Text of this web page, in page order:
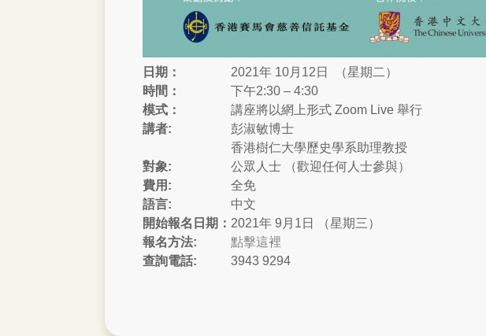
日期：
2021年 10月12日 （星期二）
時間：
下午2:30 – 4:30
模式：
講座將以網上形式 Zoom Live 舉行
講者:
彭淑敏博士
香港樹仁大學歷史學系助理教授
對象:
公眾人士 （歡迎任何人士參與）
費用:
全免
語言:
中文
開始報名日期： 2021年 9月1日 （星期三）
報名方法:
點擊這裡
查詢電話:
3943 9294